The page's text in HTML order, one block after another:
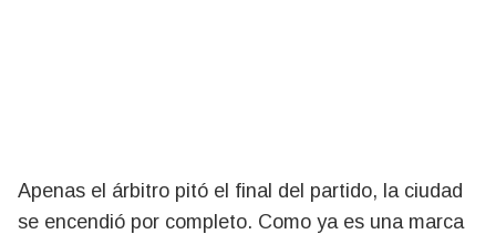
Apenas el árbitro pitó el final del partido, la ciudad
se encendió por completo. Como ya es una marca